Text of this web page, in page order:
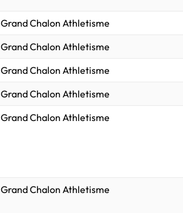
Grand Chalon Athletisme
Grand Chalon Athletisme
Grand Chalon Athletisme
Grand Chalon Athletisme
Grand Chalon Athletisme
Grand Chalon Athletisme